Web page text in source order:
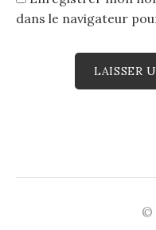
dans le navigateur
©